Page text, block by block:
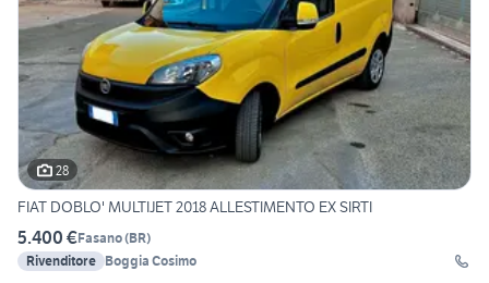
28
FIAT DOBLO' MULTIJET 2018 ALLESTIMENTO EX SIRTI
5.400 €Fasano(BR)
Rivenditore Boggia Cosimo